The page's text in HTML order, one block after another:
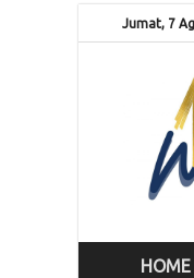
Jumat, 7
HOME